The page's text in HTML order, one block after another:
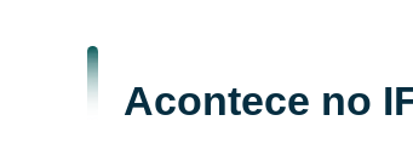
Acontece no